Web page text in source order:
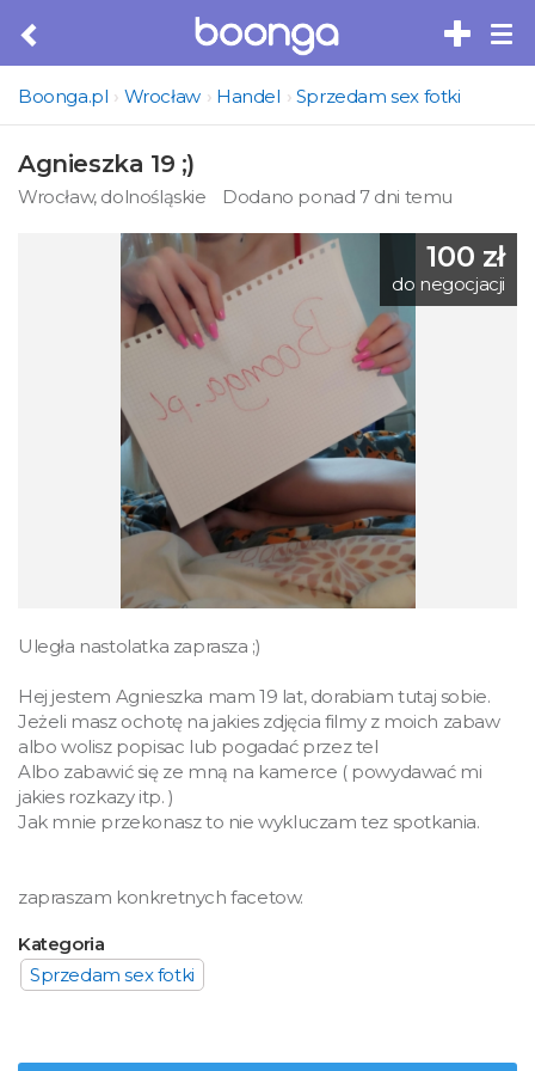
Boonga.pl
Wrocław Handel Sprzedam sex fotki
Agnieszka 19 ;)
Wrocław, dolnośląskie Dodano ponad 7 dni temu
100 zł
do negocjacji
Uległa nastolatka zaprasza ;)
Hej jestem Agnieszka mam 19 lat, dorabiam tutaj sobie.
Jeżeli masz ochotę na jakies zdjęcia filmy z moich zabaw
albo wolisz popisac lub pogadać przez tel
Albo zabawić się ze mną na kamerce ( powydawać mi
jakies rozkazy itp. )
Jak mnie przekonasz to nie wykluczam tez spotkania.
zapraszam konkretnych facetow.
Kategoria
Sprzedam sex fotki